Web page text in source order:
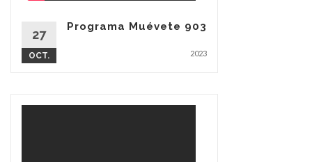
27
OCT.
Programa Muévete 903
2023